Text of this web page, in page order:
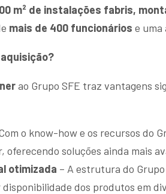
m² de instalações fabris,
mais de 400 funcionários e uma
ao Grupo SFE traz vantagens
o know-how e os recursos do
oferecendo soluções ainda mais
otimizada – A estrutura do
dos produtos em